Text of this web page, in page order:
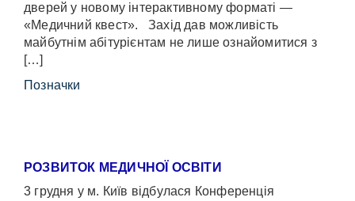
дверей у новому інтерактивному форматі —
«Медичний квест». Захід дав можливість
майбутнім абітурієнтам не лише ознайомитися з
[…]
Позначки
РОЗВИТОК МЕДИЧНОЇ ОСВІТИ
3 грудня у м. Київ відбулася Конференція